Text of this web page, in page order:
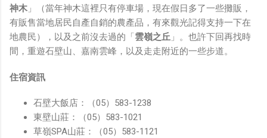
神木 」（當年神木這裡只有停車場，現在假日多了一些攤販，
有販售當地居民自產自銷的農產品，有來觀光記得支持一下在
地農民），以及之前沒去過的「雲嶺之丘 」。也許下回再找時
間，重遊石壁山、嘉南雲峰，以及走走附近的一些步道。
住宿資訊
石壁大飯店：（05）583-1238
東壁山莊：（05）583-1021
草嶺SPA山莊：（05）583-1121